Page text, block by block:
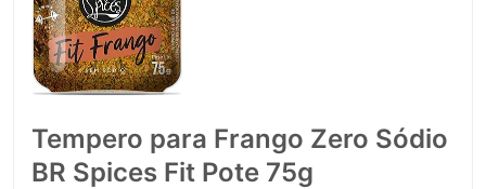
Tempero para Frango Zero Sódio
BR Spices Fit Pote 75g